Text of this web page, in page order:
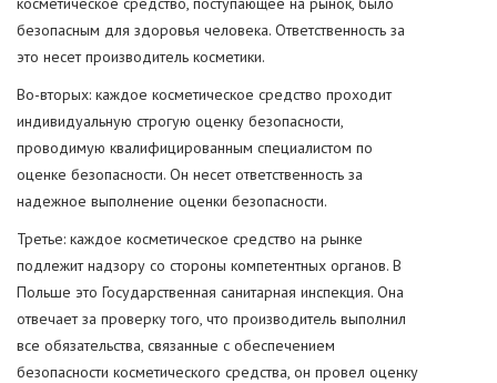
безопасным для здоровья человека. Ответственность за
это несет производитель косметики.
Во-вторых: каждое косметическое средство проходит
индивидуальную строгую оценку безопасности,
проводимую квалифицированным специалистом по
оценке безопасности. Он несет ответственность за
надежное выполнение оценки безопасности.
Третье: каждое косметическое средство на рынке
подлежит надзору со стороны компетентных органов. В
Польше это Государственная санитарная инспекция. Она
отвечает за проверку того, что производитель выполнил
все обязательства, связанные с обеспечением
безопасности косметического средства, он провел оценку